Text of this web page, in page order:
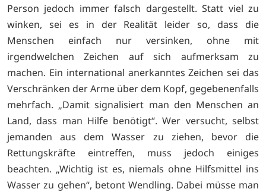
Person jedoch immer falsch dargestellt. Statt viel zu
winken, sei es in der Realität leider so, dass die
Menschen einfach nur versinken, ohne mit
irgendwelchen Zeichen auf sich aufmerksam zu
machen. Ein international anerkanntes Zeichen sei das
Verschränken der Arme über dem Kopf, gegebenenfalls
mehrfach. „Damit signalisiert man den Menschen an
Land, dass man Hilfe benötigt“. Wer versucht, selbst
jemanden aus dem Wasser zu ziehen, bevor die
Rettungskräfte eintreffen, muss jedoch einiges
beachten. „Wichtig ist es, niemals ohne Hilfsmittel ins
Wasser zu gehen“, betont Wendling. Dabei müsse man